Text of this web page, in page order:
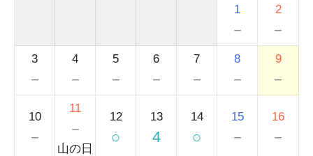
1
－
2
－
3
－
4
－
5
－
6
－
7
－
8
－
9
－
10
－
11
－
山の日
12
○
13
4
14
○
15
－
16
－